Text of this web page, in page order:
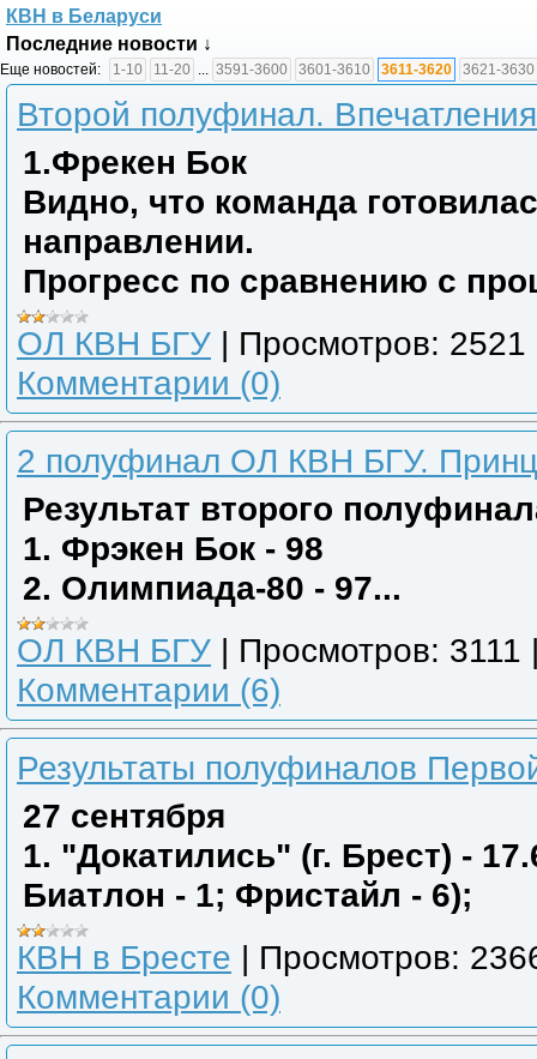
КВН в Беларуси
Последние новости ↓
Еще новостей: 1-10 11-20 ... 3591-3600 3601-3610 3611-3620 3621-3630
Второй полуфинал.
1.Фрекен Бок
Видно, что команда
направлении.
Прогресс по сравнению с
ОЛ КВН БГУ | Просмотров: 2521
Комментарии (0)
2 полуфинал ОЛ КВН БГУ.
Результат второго
1. Фрэкен Бок - 98
2. Олимпиада-80 - 97...
ОЛ КВН БГУ | Просмотров: 3111
Комментарии (6)
Результаты полуфиналов
27 сентября
1. "Докатились" (г. Брест) -
Биатлон - 1; Фристайл - 6);
КВН в Бресте | Просмотров:
Комментарии (0)